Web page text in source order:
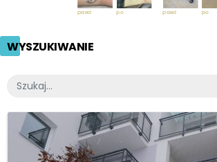
WYSZUKIWANIE